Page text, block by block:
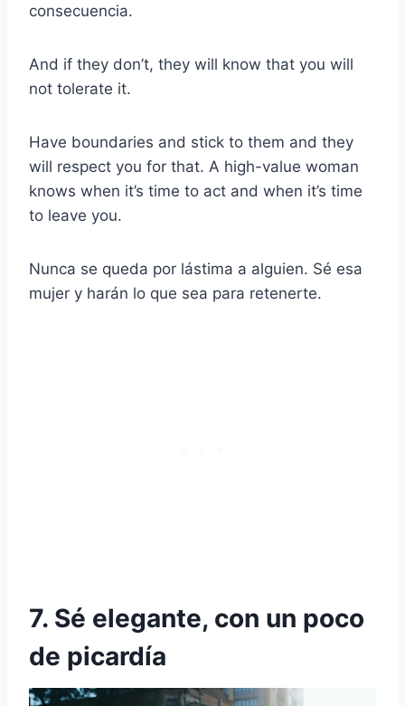
consecuencia.
And if they don’t, they will know that you will
not tolerate it.
Have boundaries and stick to them and they
will respect you for that. A high-value woman
knows when it’s time to act and when it’s time
to leave you.
Nunca se queda por lástima a alguien. Sé esa
mujer y harán lo que sea para retenerte.
7. Sé elegante, con un poco
de picardía